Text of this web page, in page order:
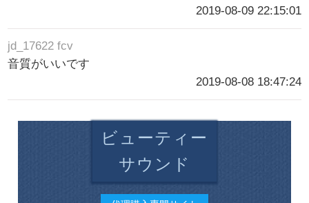
2019-08-09 22:15:01
jd_17622 fcv
音質がいいです
2019-08-08 18:47:24
ビューティー
サウンド